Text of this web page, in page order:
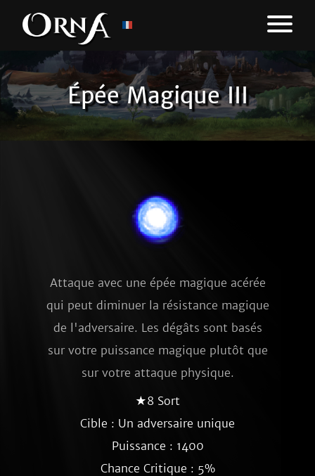
Épée Magique III
Attaque avec une épée magique acérée
qui peut diminuer la résistance magique
de l'adversaire. Les dégâts sont basés
sur votre puissance magique plutôt que
sur votre attaque physique.
★8 Sort
Cible : Un adversaire unique
Puissance : 1400
Chance Critique : 5%